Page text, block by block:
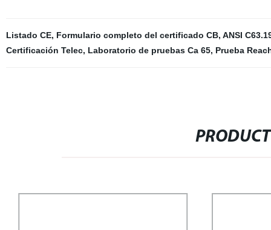
Listado CE, Formulario completo del certificado CB, ANSI
Certificación Telec, Laboratorio de pruebas Ca 65, Prueba